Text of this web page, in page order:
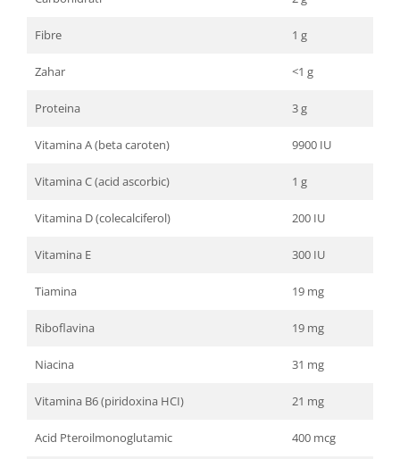
Fibre 1 g
Zahar <1 g
Proteina 3 g
Vitamina A (beta caroten) 9900 IU
Vitamina C (acid ascorbic) 1 g
Vitamina D (colecalciferol) 200 IU
Vitamina E 300 IU
Tiamina 19 mg
Riboflavina 19 mg
Niacina 31 mg
Vitamina B6 (piridoxina HCI) 21 mg
Acid Pteroilmonoglutamic 400 mcg